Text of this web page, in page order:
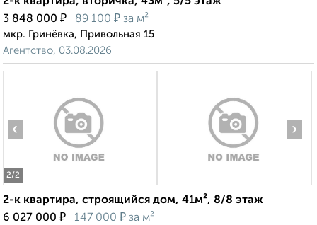
3 848 000 ₽ 89 100 ₽ за м²
мкр. Гринёвка, Привольная 15
Агентство, 03.08.2026
2/2
‹ ›
2-к квартира, строящийся дом, 41м², 8/8 этаж
6 027 000 ₽ 147 000 ₽ за м²